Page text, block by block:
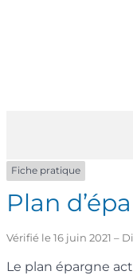
Fiche pratique
Plan
Vérifié le 16 juin 2021 –
Le plan épargne